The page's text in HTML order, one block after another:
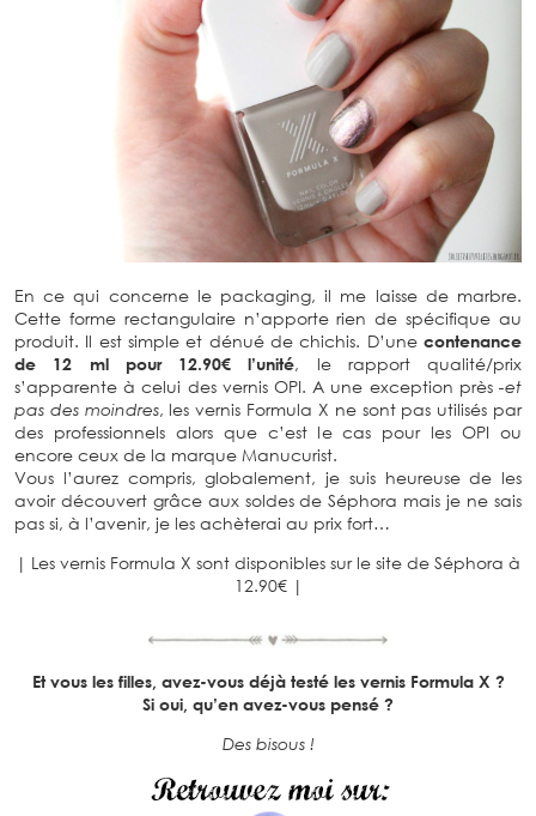
En ce qui concerne le packaging, il me laisse de marbre.
Cette forme rectangulaire n’apporte rien de spécifique au
produit. Il est simple et dénué de chichis. D’une contenance
de 12 ml pour 12.90€ l’unité, le rapport qualité/prix
s’apparente à celui des vernis OPI. A une exception près -et
pas des moindres, les vernis Formula X ne sont pas utilisés par
des professionnels alors que c’est le cas pour les OPI ou
encore ceux de la marque Manucurist.
Vous l’aurez compris, globalement, je suis heureuse de les
avoir découvert grâce aux soldes de Séphora mais je ne sais
pas si, à l’avenir, je les achèterai au prix fort…
| Les vernis Formula X sont disponibles sur le site de Séphora à
12.90€ |
Et vous les filles, avez-vous déjà testé les vernis Formula X ?
Si oui, qu’en avez-vous pensé ?
Des bisous !